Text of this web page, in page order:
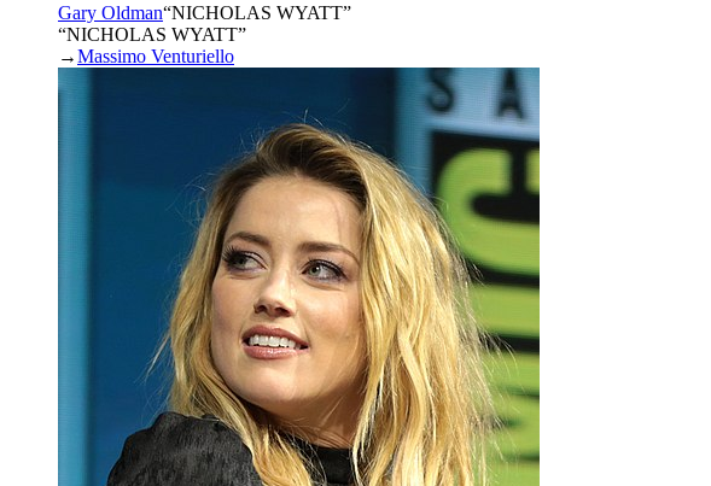
Gary Oldman“NICHOLAS WYATT”
“NICHOLAS WYATT”
→Massimo Venturiello